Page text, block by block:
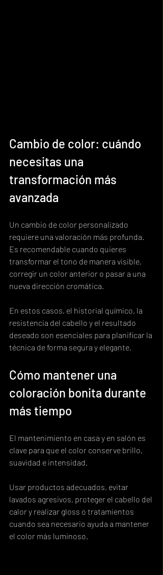
Cambio de color: cuándo
necesitas una
transformación más
avanzada
Un cambio de color personalizado
requiere una valoración más profunda.
Es recomendable cuando quieres
transformar el tono de manera visible,
corregir un color anterior o pasar a una
nueva dirección cromática.
En estos casos, el historial químico, la
resistencia del cabello y el resultado
deseado son esenciales para planificar la
técnica de forma segura y elegante.
Cómo mantener una
coloración bonita durante
más tiempo
El mantenimiento en casa y en salón es
clave para que el color conserve brillo,
suavidad e intensidad.
Usar productos adecuados, evitar
lavados agresivos, proteger el cabello del
calor y realizar gloss o tratamientos
cuando sea necesario ayuda a mantener
el color más luminoso.